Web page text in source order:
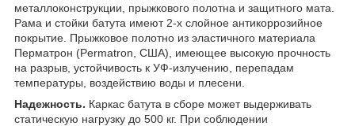
металлоконструкции, прыжкового полотна и защитного мата.
Рама и стойки батута имеют 2-х слойное антикоррозийное
покрытие. Прыжковое полотно из эластичного материала
Перматрон (Permatron, США), имеющее высокую прочность
на разрыв, устойчивость к УФ-излучению, перепадам
температуры, воздействию воды и плесени.
Надежность. Каркас батута в сборе может выдерживать
статическую нагрузку до 500 кг. При соблюдении